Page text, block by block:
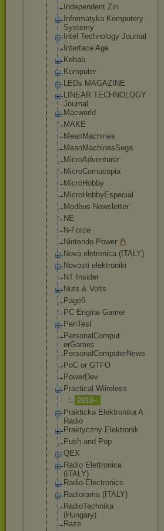
Independent Zin
Informatyka Komputery
Systemy
Intel Technology Journal
Interface Age
Kebab
Komputer
LEDs MAGAZINE
LINEAR TECHNOLOGY
Journal
Macworld
MAKE
MeanMachines
MeanMachinesSega
MicroAdventurer
MicroCornucopia
MicroHobby
MicroHobbyEspecial
Modbus Newsletter
NE
N-Force
Nintendo Power
Nova eletronica (ITALY)
Novosti elektroniki
NT Insider
Nuts & Volts
Page6
PC Engine Gamer
PenTest
PersonalComput
erGames
PersonalComputerNews
PoC or GTFO
PowerDev
Practical Wiireless
2018~
Prakticka Elektronika A
Radio
Praktyczny Elektronik
Push and Pop
QEX
Radio Elettronica
(ITALY)
Radio-Electronics
Radiorama (ITALY)
RadioTechnika
(Hungary)
Raze